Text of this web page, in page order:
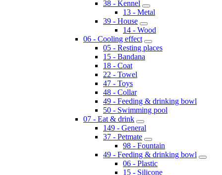
38 - Kennel
13 - Metal
39 - House
14 - Wood
06 - Cooling effect
05 - Resting places
15 - Bandana
18 - Coat
22 - Towel
47 - Toys
48 - Collar
49 - Feeding & drinking bowl
50 - Swimming pool
07 - Eat & drink
149 - General
37 - Petmate
98 - Fountain
49 - Feeding & drinking bowl
06 - Plastic
15 - Silicone